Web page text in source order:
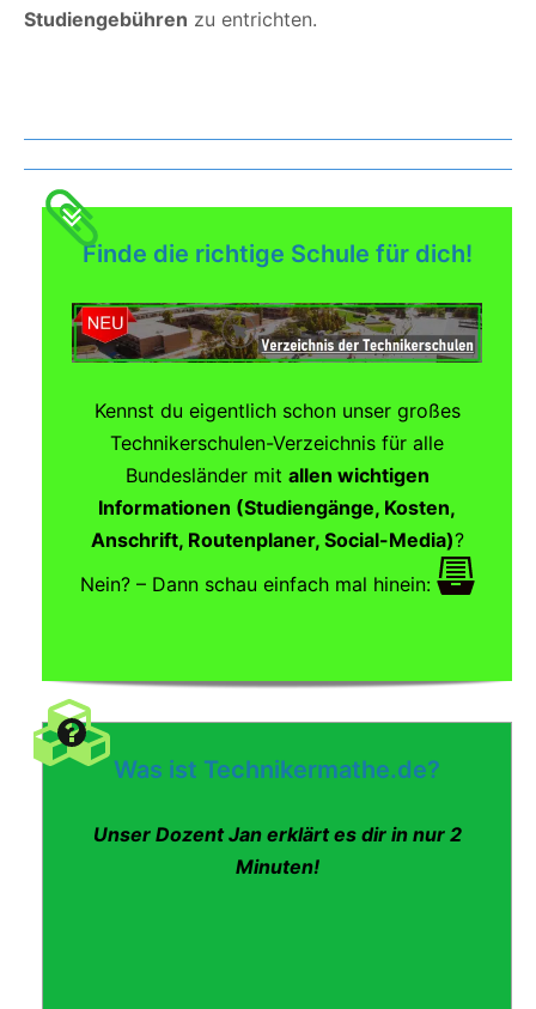
Studiengebühren zu entrichten.
Finde die richtige Schule für dich!
Kennst du eigentlich schon unser großes
Technikerschulen-Verzeichnis für alle
Bundesländer mit allen wichtigen
Informationen (Studiengänge, Kosten,
Anschrift, Routenplaner, Social-Media)?
Nein? – Dann schau einfach mal hinein:
Was ist Technikermathe.de?
Unser Dozent Jan erklärt es dir in nur 2
Minuten!